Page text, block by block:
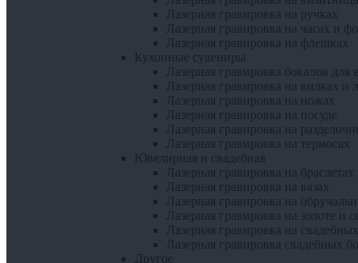
Лазерная гравировка на ручках
Лазерная гравировка на часах и
Лазерная гравировка на флешках
Кухонные сувениры
Лазерная гравировка бокалов для
Лазерная гравировка на вилках и
Лазерная гравировка на ножах
Лазерная гравировка на посуде
Лазерная гравировка на
Лазерная гравировка на термосах
Ювелирная и свадебная
Лазерная гравировка на браслетах
Лазерная гравировка на вазах
Лазерная гравировка на
Лазерная гравировка на золоте и
Лазерная гравировка на
Лазерная гравировка свадебных
Другое